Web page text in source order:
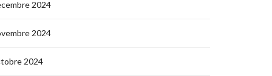
2024
2024
2024